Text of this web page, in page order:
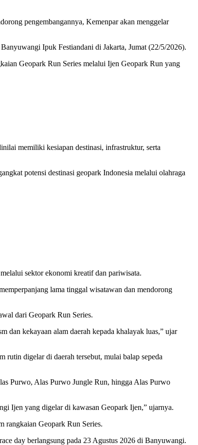
pengembangannya, Kemenpar akan menggelar
Ipuk Festiandani di Jakarta, Jumat (22/5/2026).
Geopark Run Series melalui Ijen Geopark Run yang
memiliki kesiapan destinasi, infrastruktur, serta
potensi destinasi geopark Indonesia melalui olahraga
sektor ekonomi kreatif dan pariwisata.
lama tinggal wisatawan dan mendorong
dari Geopark Run Series.
dan kekayaan alam daerah kepada khalayak luas,” ujar
rutin digelar di daerah tersebut, mulai balap sepeda
Purwo, Alas Purwo Jungle Run, hingga Alas Purwo
Ijen yang digelar di kawasan Geopark Ijen,” ujarnya.
rangkaian Geopark Run Series.
day berlangsung pada 23 Agustus 2026 di Banyuwangi.